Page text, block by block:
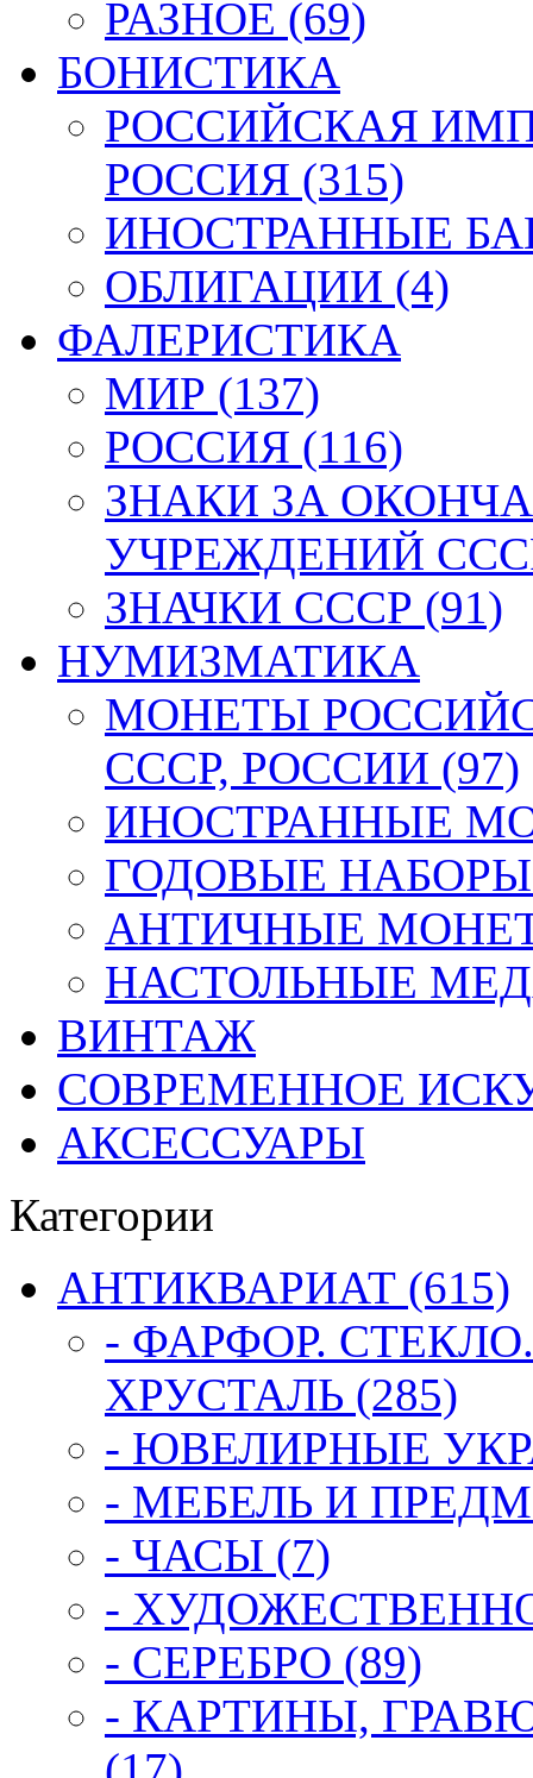
РАЗНОЕ (69)
БОНИСТИКА
РОССИЙСКАЯ
РОССИЯ (315)
ИНОСТРАННЫЕ
ОБЛИГАЦИИ (4)
ФАЛЕРИСТИКА
МИР (137)
РОССИЯ (116)
ЗНАКИ ЗА
УЧРЕЖДЕНИЙ
ЗНАЧКИ СССР (91)
НУМИЗМАТИКА
МОНЕТЫ
СССР, РОССИИ (97)
ИНОСТРАННЫЕ
ГОДОВЫЕ НАБОРЫ
АНТИЧНЫЕ
НАСТОЛЬНЫЕ
ВИНТАЖ
СОВРЕМЕННОЕ
АКСЕССУАРЫ
Категории
АНТИКВАРИАТ (615)
- ФАРФОР.
ХРУСТАЛЬ (285)
- ЮВЕЛИРНЫЕ
- МЕБЕЛЬ И
- ЧАСЫ (7)
-
- СЕРЕБРО (89)
- КАРТИНЫ,